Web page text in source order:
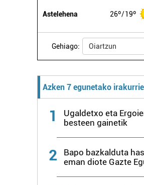
Astelehena 26º 19º
Gehiago: Oiartzun
Azken 7 egunetako
1
Ugaldetxo eta
besteen gainetik
2
Bapo bazkalduta
eman diote Gazte